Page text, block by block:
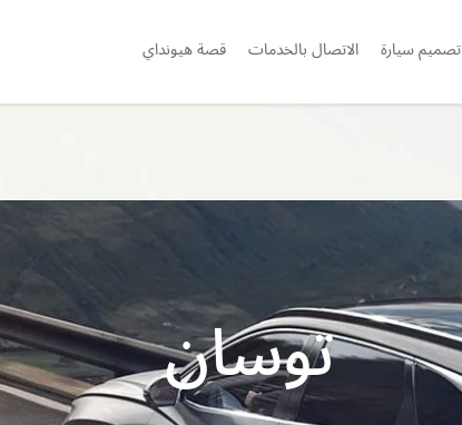
تصميم سيارة الاتصال بالخدمات قصة هيونداي
توسان